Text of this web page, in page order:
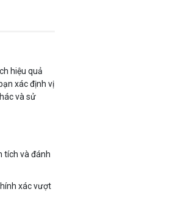
hiệu quả
xác định vị
và sử
tích và đánh
xác vượt